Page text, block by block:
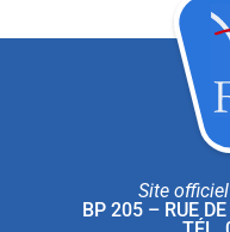
Site
BP 205 – RUE